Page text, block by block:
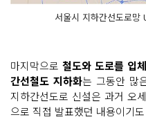
서울시 지하간선도로
마지막으로철도와 도로를 입
간선철도 지하화는 그동안 많
지하간선도로 신설은 과거 오
으로 직접 발표했던 내용이기